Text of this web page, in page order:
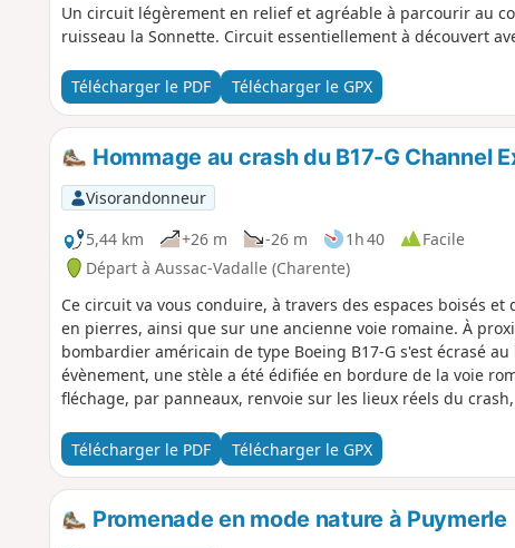
Un circuit légèrement en relief et agréable à parcourir au
ruisseau la Sonnette. Circuit essentiellement à découvert
Télécharger le PDF Télécharger le GPX
Hommage au crash du B17-G Channel
Visorandonneur
5,44 km
+26 m -26 m 1h 40
Facile
Départ à Aussac-Vadalle (Charente)
Ce circuit va vous conduire, à travers des espaces boisés
en pierres, ainsi que sur une ancienne voie romaine. À
bombardier américain de type Boeing B17-G s'est écrasé
évènement, une stèle a été édifiée en bordure de la voie
fléchage, par panneaux, renvoie sur les lieux réels du
quiétude.
Télécharger le PDF Télécharger le GPX
Promenade en mode nature à Puymerle